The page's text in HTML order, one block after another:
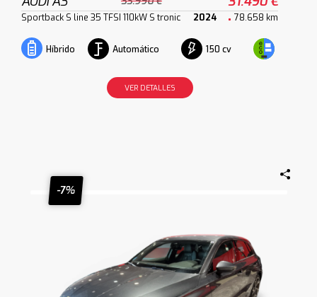
Sportback S line 35 TFSI 110kW S tronic 2024 78.658 km
Híbrido Automático 150 cv
VER DETALLES
-7%